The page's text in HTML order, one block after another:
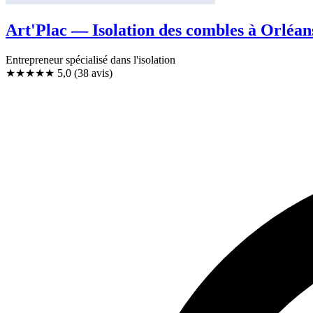
Art'Plac — Isolation des combles à
Entrepreneur spécialisé dans l'isolation
★★★★★ 5,0 (38 avis)